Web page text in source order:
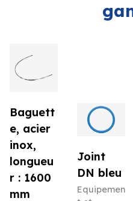
Baguett
e, acier
inox,
longueu
r : 1600
mm
Joint
DN bleu
Equipemen